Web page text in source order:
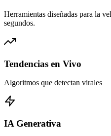
Herramientas diseñadas para la
segundos.
Tendencias en Vivo
Algoritmos que detectan virales
IA Generativa